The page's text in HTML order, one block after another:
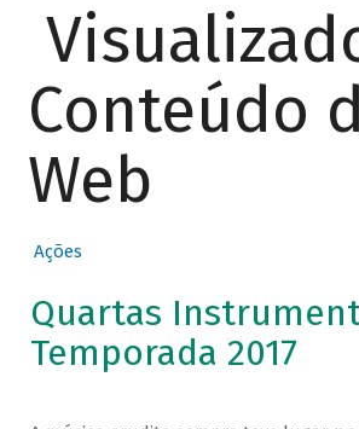
Conteúdo
Web
Ações
Quartas
Temporada 2017